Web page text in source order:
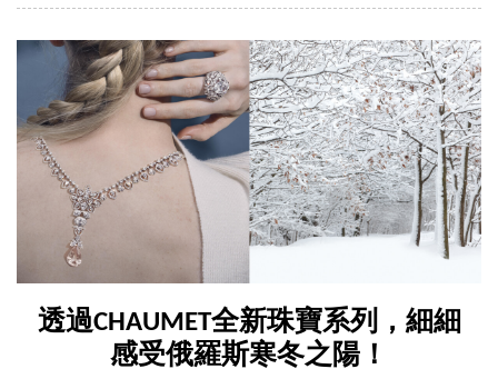
透過CHAUMET全新珠寶系列，細細
感受俄羅斯寒冬之陽！